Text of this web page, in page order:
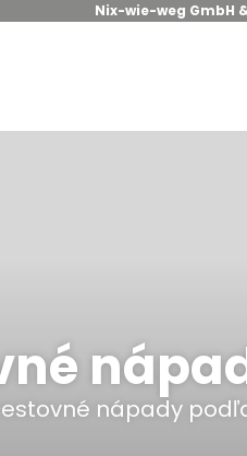
Nix-wie-weg GmbH
nápady